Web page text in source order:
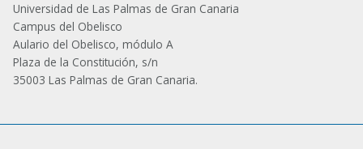
Universidad de Las Palmas de Gran Canaria
Campus del Obelisco
Aulario del Obelisco, módulo A
Plaza de la Constitución, s/n
35003 Las Palmas de Gran Canaria.